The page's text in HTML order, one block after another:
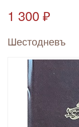
1 300 ₽
Шестодневъ